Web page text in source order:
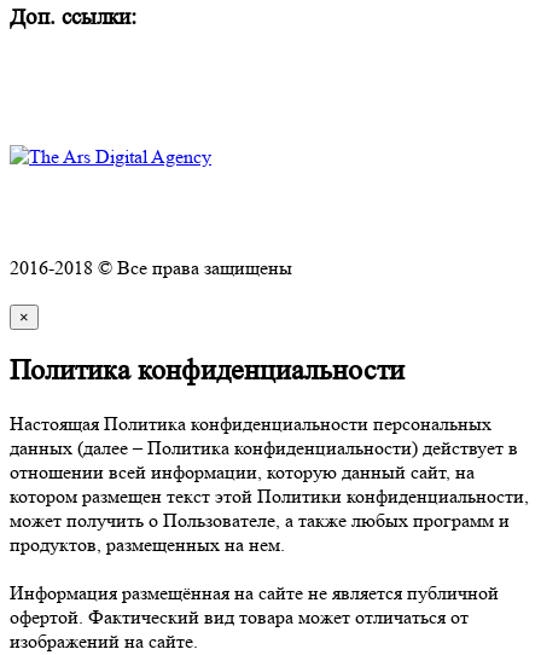
Доп. ссылки:
2016-2018 © Все права защищены
×
Политика конфиденциальности
Настоящая Политика конфиденциальности персональных
данных (далее – Политика конфиденциальности) действует в
отношении всей информации, которую данный сайт, на
котором размещен текст этой Политики конфиденциальности,
может получить о Пользователе, а также любых программ и
продуктов, размещенных на нем.
Информация размещённая на сайте не является публичной
офертой. Фактический вид товара может отличаться от
изображений на сайте.